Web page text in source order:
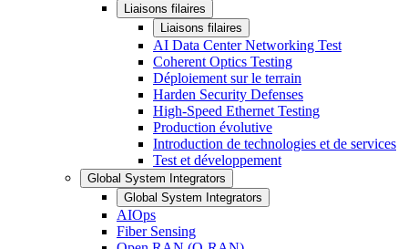
Liaisons filaires
Liaisons filaires
AI Data Center Networking Test
Coherent Optics Testing
Déploiement sur le terrain
Harden Security Defenses
High-Speed Ethernet Testing
Production évolutive
Introduction de technologies et de services
Test et développement
Global System Integrators
Global System Integrators
AIOps
Fiber Sensing